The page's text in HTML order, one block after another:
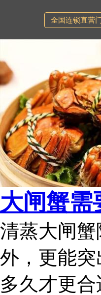
大闸蟹需
清蒸大闸
外，更能
多久才更
全国连锁直营